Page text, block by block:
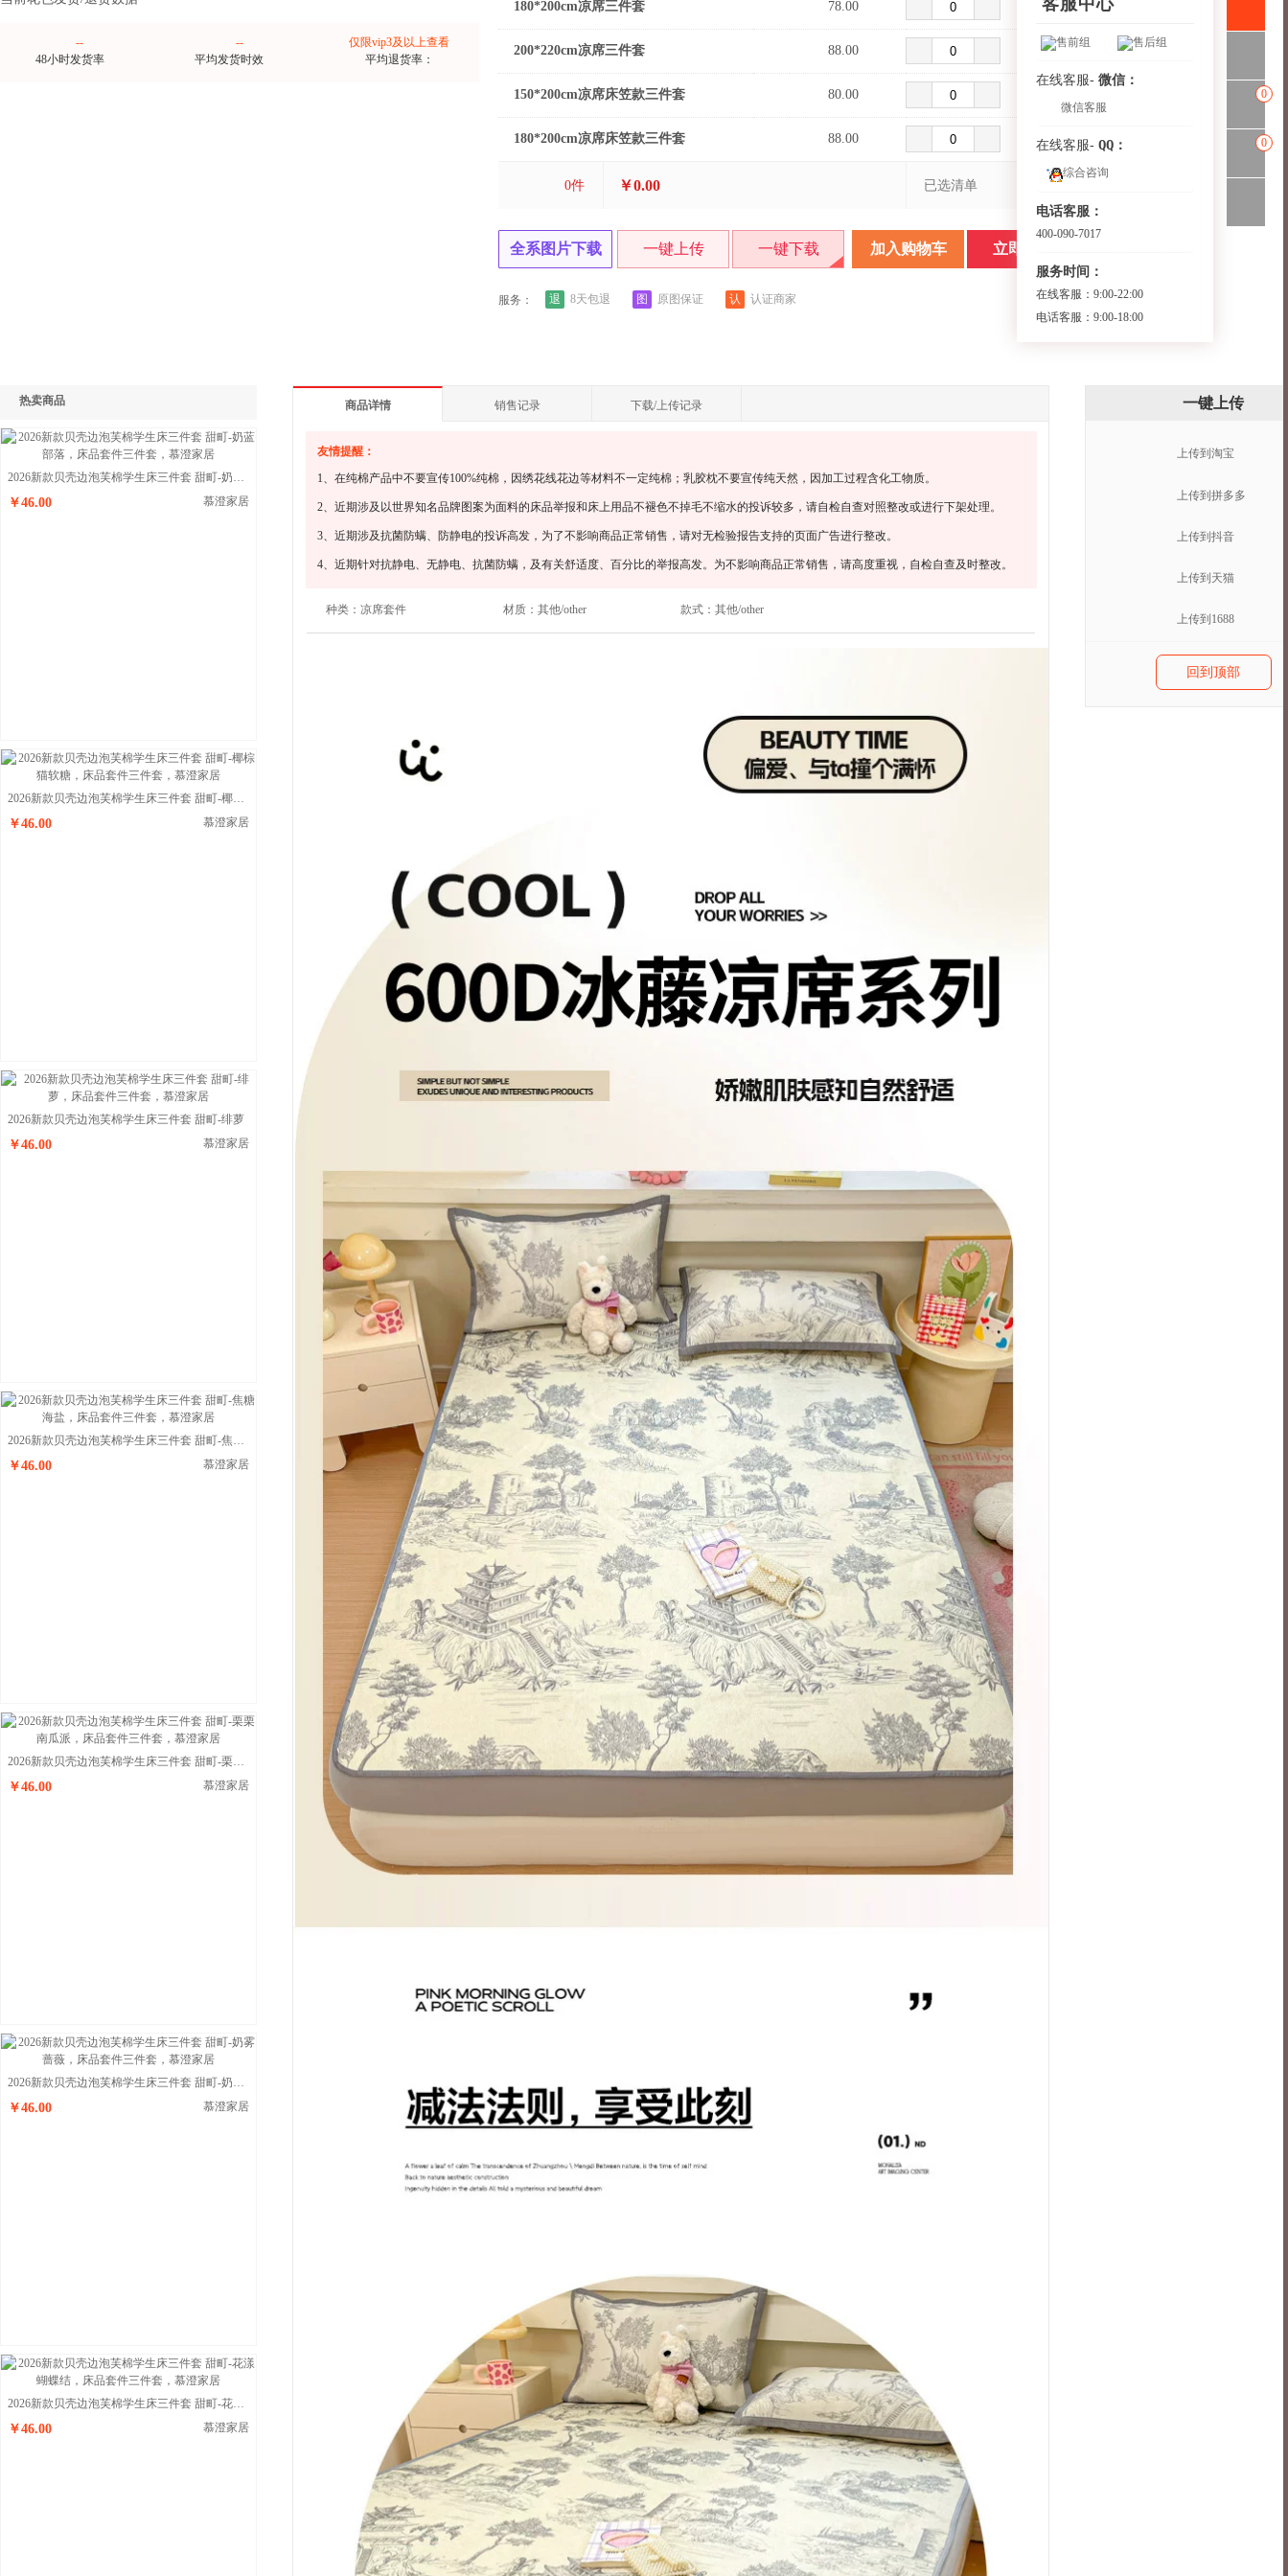
--
48小时发货率
--
平均发货时效
仅限vip3及以上查看
平均退货率：
翩翩蝴蝶 树屿 缇蓝
熊猫戏竹 元气崽崽 远山
180*200cm凉席三件套 78.00
200*220cm凉席三件套 88.00
150*200cm凉席床笠款三件套 80.00
180*200cm凉席床笠款三件套 88.00
0件 ￥0.00 已选清单
全系图片下载 一键上传 一键下载 加入购物车 立即购买
服务： 退 8天包退 图 原图保证 认 认证商家
热卖商品
2026新款贝壳边泡芙棉学生床三件套 甜町-奶蓝部落
￥46.00 慕澄家居
2026新款贝壳边泡芙棉学生床三件套 甜町-椰棕猫软糖
￥46.00 慕澄家居
2026新款贝壳边泡芙棉学生床三件套 甜町-绯萝
￥46.00 慕澄家居
2026新款贝壳边泡芙棉学生床三件套 甜町-焦糖海盐
￥46.00 慕澄家居
2026新款贝壳边泡芙棉学生床三件套 甜町-栗栗南瓜派
￥46.00 慕澄家居
2026新款贝壳边泡芙棉学生床三件套 甜町-奶雾蔷薇
￥46.00 慕澄家居
2026新款贝壳边泡芙棉学生床三件套 甜町-花漾蝴蝶结
￥46.00 慕澄家居
商品详情 销售记录 下载/上传记录
友情提醒：
1、在纯棉产品中不要宣传100%纯棉，因绣花线花边等材料不一定纯棉；乳胶枕不要宣传纯天然，因加工过程含化工物质。
2、近期涉及以世界知名品牌图案为面料的床品举报和床上用品不褪色不掉毛不缩水的投诉较多，请自检自查对照整改或进行下架处理。
3、近期涉及抗菌防螨、防静电的投诉高发，为了不影响商品正常销售，请对无检验报告支持的页面广告进行整改。
4、近期针对抗静电、无静电、抗菌防螨，及有关舒适度、百分比的举报高发。为不影响商品正常销售，请高度重视，自检自查及时整改。
种类： 凉席套件 材质： 其他/other 款式： 其他/other
一键上传
上传到淘宝
上传到拼多多
上传到抖音
上传到天猫
上传到1688
回到顶部
客服中心
售前组 售后组
在线客服- 微信：
微信客服
在线客服- QQ：
综合咨询
电话客服：
400-090-7017
服务时间：
在线客服：9:00-22:00
电话客服：9:00-18:00
0
0